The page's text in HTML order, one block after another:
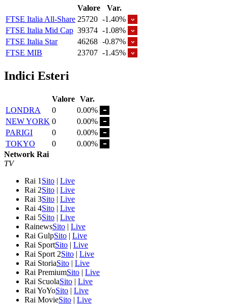
Valore
Var.
FTSE Italia All-Share 25720 -1.40%
FTSE Italia Mid Cap 39374 -1.08%
FTSE Italia Star
46268 -0.87%
FTSE MIB
23707 -1.45%
Indici Esteri
Valore Var.
LONDRA
0
0.00%
NEW YORK 0
0.00%
PARIGI
0
0.00%
TOKYO
0
0.00%
Network Rai
TV
Rai 1 Sito | Live
Rai 2Sito | Live
Rai 3Sito | Live
Rai 4Sito | Live
Rai 5Sito | Live
RainewsSito | Live
Rai GulpSito | Live
Rai SportSito | Live
Rai Sport 2Sito | Live
Rai StoriaSito | Live
Rai PremiumSito | Live
Rai ScuolaSito | Live
Rai YoYoSito | Live
Rai MovieSito | Live